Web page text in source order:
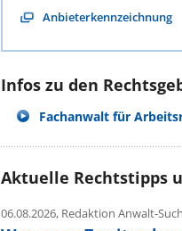
Anbieterkennzeichnung
Infos zu den
Fachanwalt für
Aktuelle Rechtstipps
06.08.2026, Redaktion Anwalt-